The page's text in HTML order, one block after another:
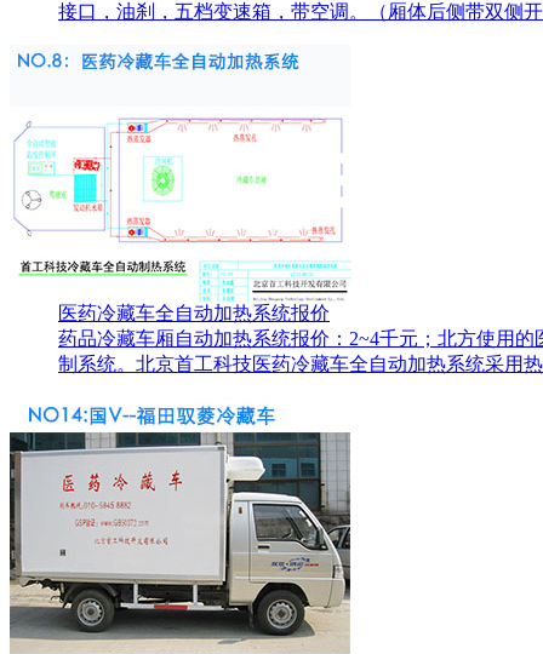
接口，油刹，五档变速箱，带空调。（厢体后侧带双侧
医药冷藏车全自动加热系统报价
药品冷藏车厢自动加热系统报价：2~4千元；北方使用
制系统。北京首工科技医药冷藏车全自动加热系统采用